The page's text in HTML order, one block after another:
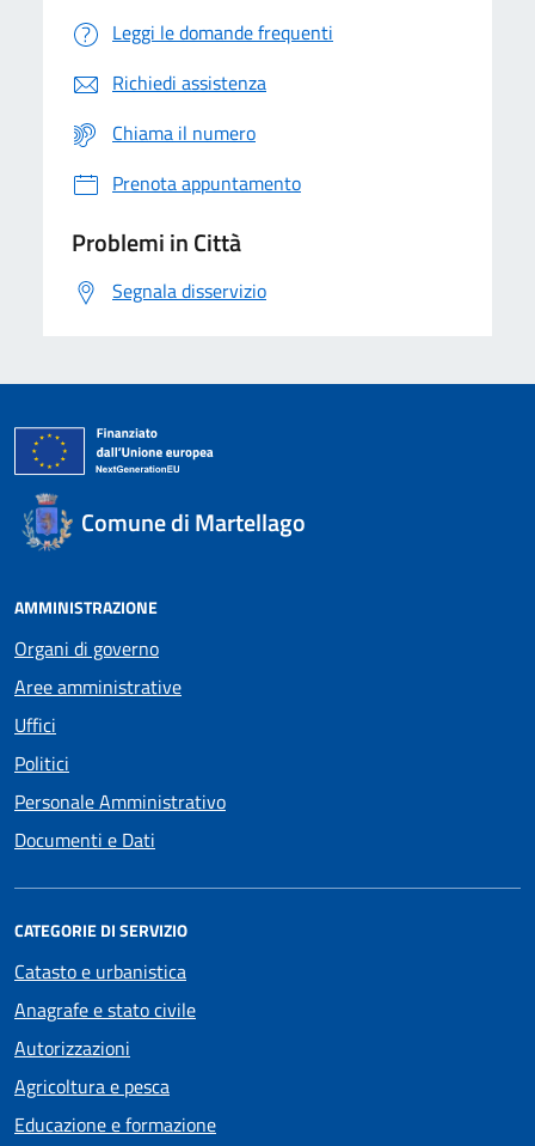
Leggi le domande frequenti
Richiedi assistenza
Chiama il numero
Prenota appuntamento
Problemi in Città
Segnala disservizio
Comune di Martellago
AMMINISTRAZIONE
Organi di governo
Aree amministrative
Uffici
Politici
Personale Amministrativo
Documenti e Dati
CATEGORIE DI SERVIZIO
Catasto e urbanistica
Anagrafe e stato civile
Autorizzazioni
Agricoltura e pesca
Educazione e formazione